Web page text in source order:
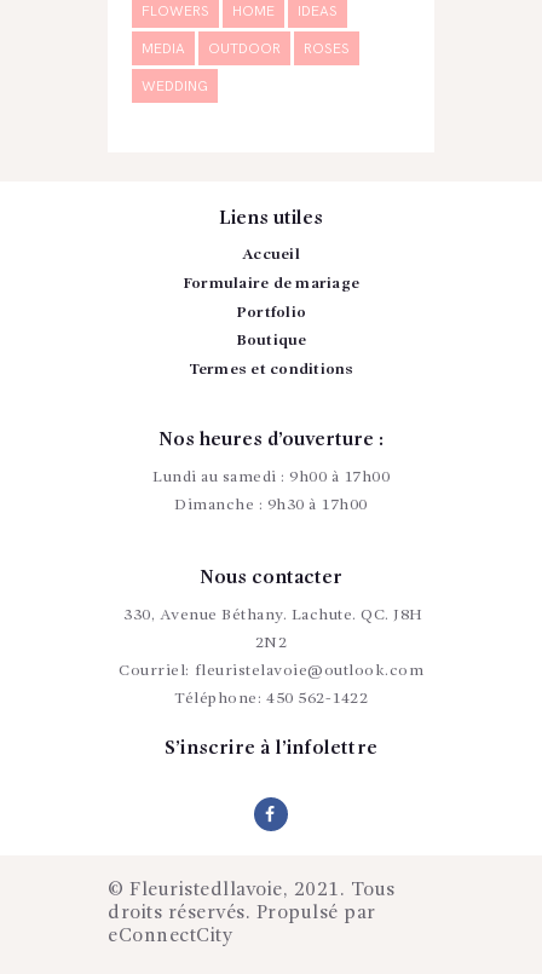
FLOWERS HOME IDEAS
MEDIA OUTDOOR ROSES
WEDDING
Liens utiles
Accueil
Formulaire de mariage
Portfolio
Boutique
Termes et conditions
Nos heures d’ouverture :
Lundi au samedi : 9h00 à 17h00
Dimanche : 9h30 à 17h00
Nous contacter
330, Avenue Béthany. Lachute. QC. J8H
2N2
Courriel: fleuristelavoie@outlook.com
Téléphone: 450 562-1422
S’inscrire à l’infolettre
© Fleuristedllavoie, 2021. Tous
droits réservés. Propulsé par
eConnectCity